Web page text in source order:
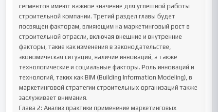
сегментов имеют важное значение для успешной работы
строительной компании. Третий раздел главы будет
посвящен факторам, влияющим на маркетинговый рост в
строительной отрасли, включая внешние и внутренние
факторы, такие как изменения в законодательстве,
экономическая ситуация, наличие инноваций, а также
технологические и социальные факторы. Роль инноваций и
технологий, таких как BIM (Building Information Modeling), в
маркетинговой стратегии строительных организаций также
заслуживает внимания.
Глава 2: Анализ практики применение маркетинговых